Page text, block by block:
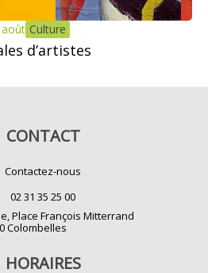
août Culture
d’artistes
CONTACT
Contactez-nous
02 31 35 25 00
Place François Mitterrand
Colombelles
HORAIRES